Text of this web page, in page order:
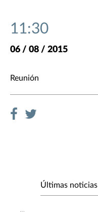
11:30
06 / 08 / 2015
Reunión
Últimas noticias